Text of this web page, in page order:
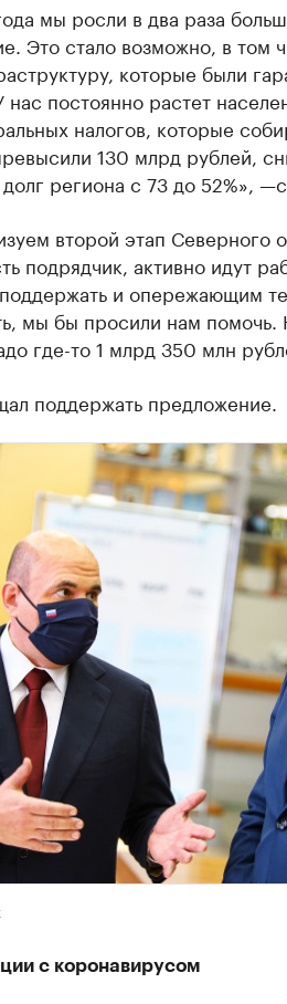
мы росли в два раза
Это стало возможно, в том
которые были
постоянно растет
налогов, которые
130 млрд рублей,
региона с 73 до 52%»,
второй этап Северного
подрядчик, активно идут
и опережающим
мы бы просили нам помочь.
где-то 1 млрд 350 млн
поддержать предложение.
с коронавирусом